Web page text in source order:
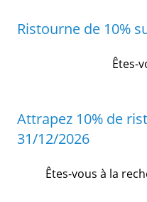
Ristourne de 10%
Êtes-
Attrapez 10% de
31/12/2026
Êtes-vous à la